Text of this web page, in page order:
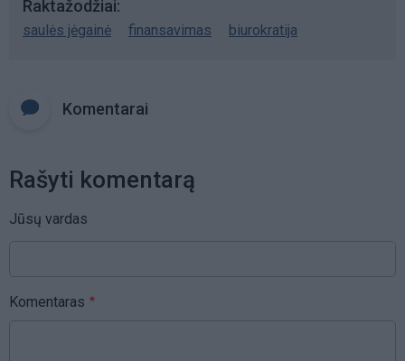
Raktažodžiai
saulės jėgainė finansavimas biurokratija
Komentarai
Rašyti komentarą
Jūsų vardas
Komentaras